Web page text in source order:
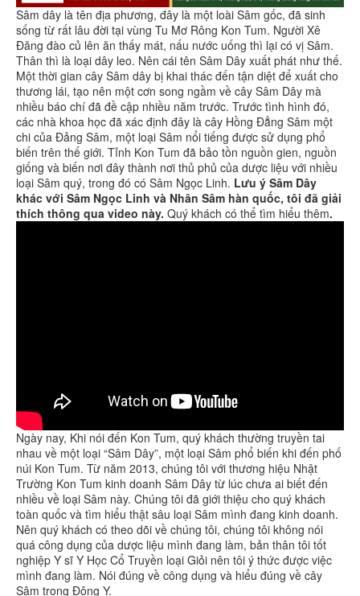
Sâm dây là tên địa phương, đây là một loài Sâm gốc, đã sinh
sống từ rất lâu đời tại vùng Tu Mơ Rông Kon Tum. Người Xê
Đăng đào củ lên ăn thấy mát, nấu nước uống thì lại có vị Sâm.
Thân thì là loại dây leo. Nên cái tên Sâm Dây xuất phát như thế.
Một thời gian cây Sâm dây bị khai thác đến tận diệt để xuất cho
thương lái, tạo nên một cơn song ngầm về cây Sâm Dây mà
nhiều báo chí đã đề cập nhiều năm trước. Trước tình hình đó,
các nhà khoa học đã xác định đây là cây Hồng Đẳng Sâm một
chi của Đảng Sâm, một loại Sâm nổi tiếng được sử dụng phổ
biến trên thế giới. Tỉnh Kon Tum đã bảo tồn nguồn gien, nguồn
giống và biến nơi đây thành nơi thủ phủ của dược liệu với nhiều
loại Sâm quý, trong đó có Sâm Ngọc Linh. Lưu ý Sâm Dây
khác với Sâm Ngọc Linh và Nhân Sâm hàn quốc, tôi đã giải
thích thông qua video này. Quý khách có thể tìm hiểu thêm.
Ngày nay, Khi nói đến Kon Tum, quý khách thường truyền tai
nhau về một loại “Sâm Dây”, một loại Sâm phổ biến khi đến phố
núi Kon Tum. Từ năm 2013, chúng tôi với thương hiệu Nhật
Trường Kon Tum kinh doanh Sâm Dây từ lúc chưa ai biết đến
nhiều về loại Sâm này. Chúng tôi đã giới thiệu cho quý khách
toàn quốc và tìm hiểu thật sâu loại Sâm mình đang kinh doanh.
Nên quý khách có theo dõi về chúng tôi, chúng tôi không nói
quá công dụng của dược liệu mình đang làm, bản thân tôi tốt
nghiệp Y sĩ Y Học Cổ Truyền loại Giỏi nên tôi ý thức được việc
mình đang làm. Nói đúng về công dụng và hiểu đúng về cây
Sâm trong Đông Y.